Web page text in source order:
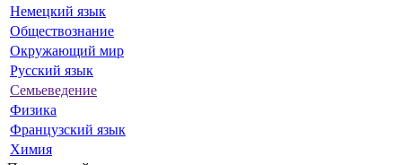
Немецкий язык
Обществознание
Окружающий мир
Русский язык
Семьеведение
Физика
Французский язык
Химия